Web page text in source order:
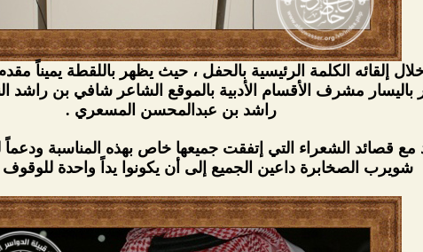
إلقائه الكلمة الرئيسية بالحفل ، حيث يظهر باللقطة
مشرف الأقسام الأدبية بالموقع الشاعر شافي بن راشد
راشد بن عبدالمحسن المسعري .
قصائد الشعراء التي إتفقت جميعها خاص بهذه المناسبة
شويرب الصخابرة داعين الجميع إلى أن يكونوا يداً واحدة